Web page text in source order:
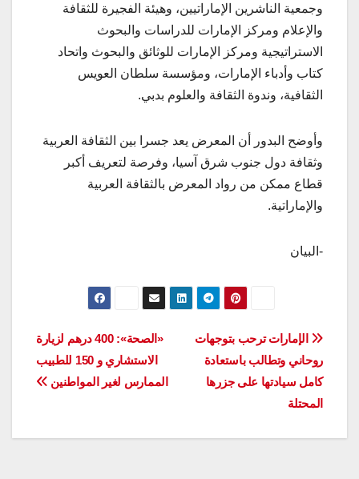
وجمعية الناشرين الإماراتيين، وهيئة الفجيرة للثقافة
والإعلام ومركز الإمارات للدراسات والبحوث
الاستراتيجية ومركز الإمارات للوثائق والبحوث واتحاد
كتاب وأدباء الإمارات، ومؤسسة سلطان العويس
الثقافية، وندوة الثقافة والعلوم بدبي.
وأوضح البدور أن المعرض يعد جسرا بين الثقافة العربية
وثقافة دول جنوب شرق آسيا، وفرصة لتعريف أكبر
قطاع ممكن من رواد المعرض بالثقافة العربية
والإماراتية.
-البيان
تصفّح
المقالات
«الصحة»: 400 درهم لزيارة
الاستشاري و 150 للطبيب
الممارس لغير المواطنين
الإمارات ترحب بتوجهات
روحاني وتطالب باستعادة
كامل سيادتها على جزرها
المحتلة